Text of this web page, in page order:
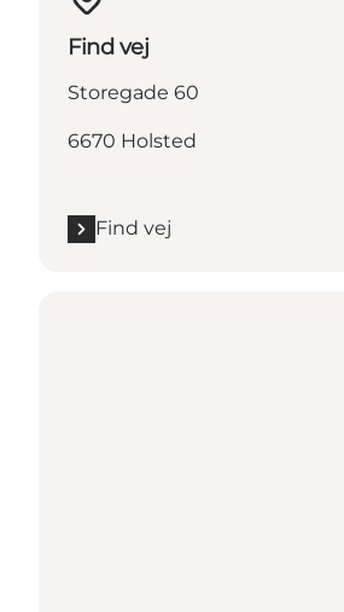
Find vej
Storegade 60
6670 Holsted
Find vej